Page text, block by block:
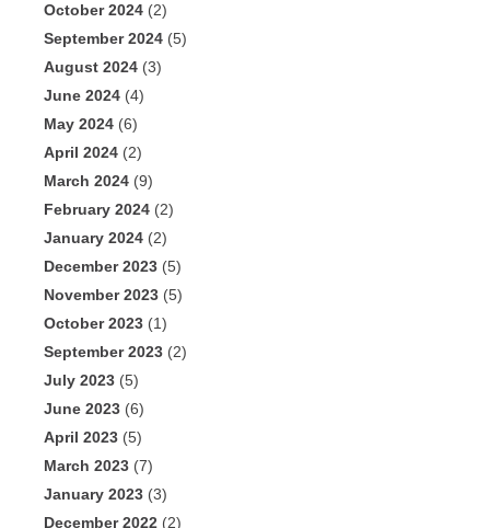
October 2024 (2)
September 2024 (5)
August 2024 (3)
June 2024 (4)
May 2024 (6)
April 2024 (2)
March 2024 (9)
February 2024 (2)
January 2024 (2)
December 2023 (5)
November 2023 (5)
October 2023 (1)
September 2023 (2)
July 2023 (5)
June 2023 (6)
April 2023 (5)
March 2023 (7)
January 2023 (3)
December 2022 (2)